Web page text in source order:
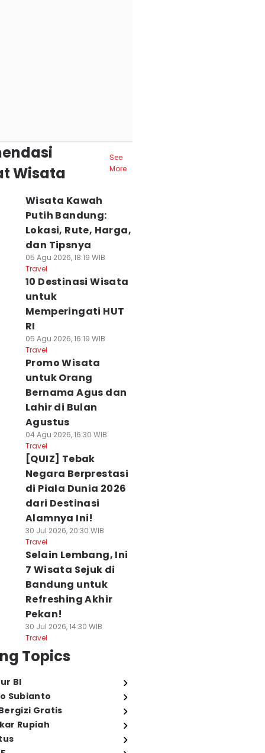
Wisata
See
More
Wisata Kawah
Putih Bandung:
Lokasi, Rute, Harga,
dan Tipsnya
05 Agu 2026, 18:19 WIB
Travel
10 Destinasi Wisata
untuk
Memperingati HUT
RI
05 Agu 2026, 16:19 WIB
Travel
Promo Wisata
untuk Orang
Bernama Agus dan
Lahir di Bulan
Agustus
04 Agu 2026, 16:30 WIB
Travel
[QUIZ] Tebak
Negara Berprestasi
di Piala Dunia 2026
dari Destinasi
Alamnya Ini!
30 Jul 2026, 20:30 WIB
Travel
Selain Lembang, Ini
7 Wisata Sejuk di
Bandung untuk
Refreshing Akhir
Pekan!
30 Jul 2026, 14:30 WIB
Travel
Topics
BI
Subianto
Gratis
Rupiah